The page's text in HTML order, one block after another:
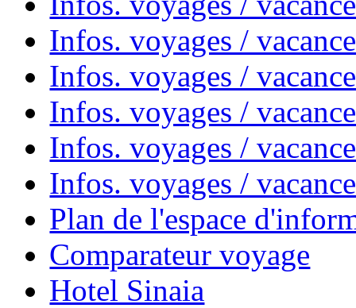
Infos. voyages /
Infos. voyages /
Infos. voyages /
Infos. voyages /
Infos. voyages /
Plan de l'espace
Comparateur voyage
Hotel Sinaia